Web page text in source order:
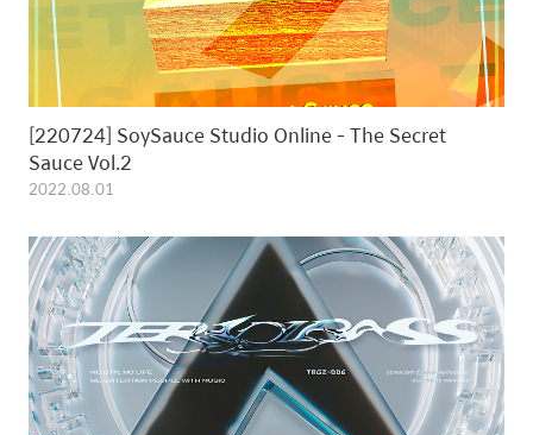
[220724] SoySauce Studio Online - The Secret
Sauce Vol.2
2022.08.01